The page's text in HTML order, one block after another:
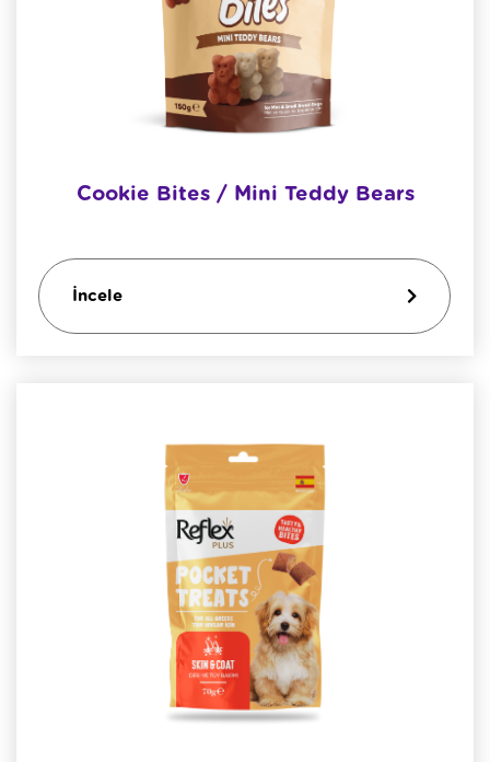
Cookie Bites / Mini Teddy Bears
İncele